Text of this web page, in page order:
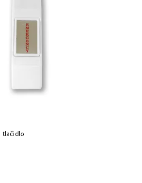
tlačidlo